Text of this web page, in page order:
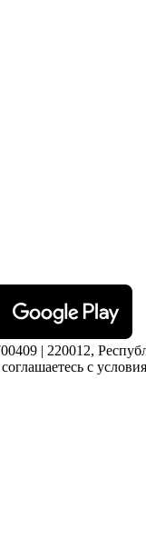
| 220012,
с